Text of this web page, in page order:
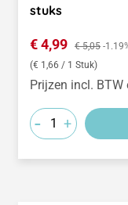
stuks
Verkoopprijs:
€ 4,99 Normale
€ 5,05 -
(€ 1,66 / 1 Stuk)
Prijzen incl. BTW
- +